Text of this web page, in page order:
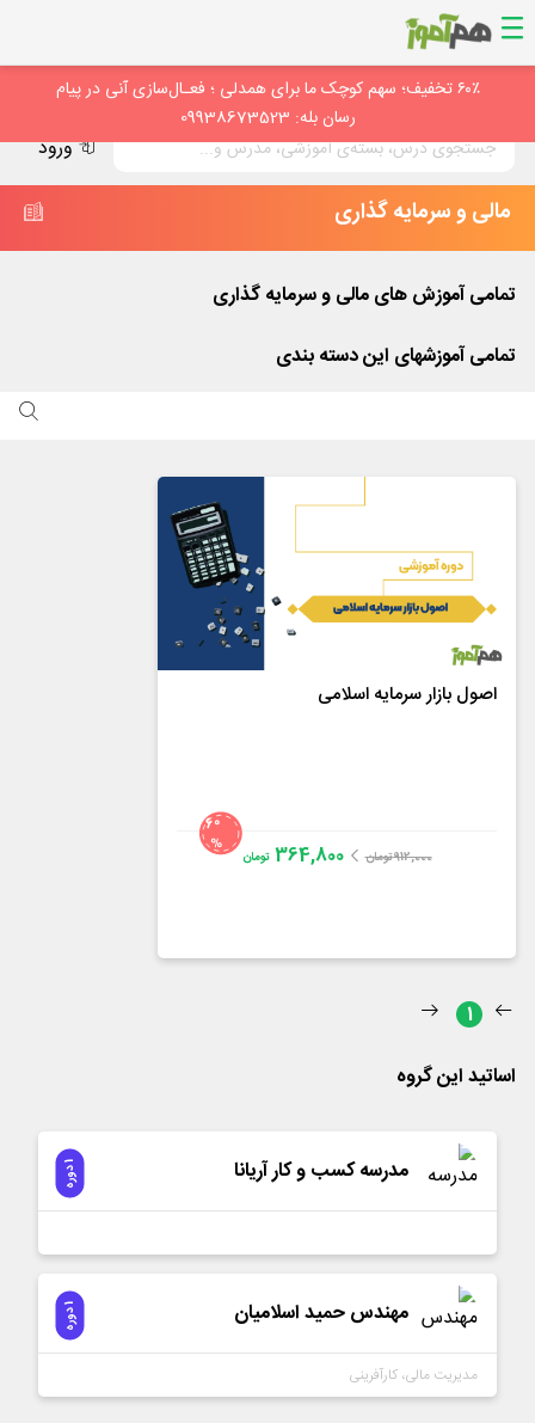
ورود
۶۰٪ تخفیف؛ سهم کوچک ما برای همدلی ؛ فعـال‌سازی آنی در پیام
رسان بله: 09938673523
مالی و سرمایه گذاری
تمامی آموزش هایمالی و سرمایه گذاری
تمامی آموزشهای این دسته بندی
اصول بازار سرمایه اسلامی
60
%
912,000تومان 364,800 تومان
1
اساتید این گروه
1
د
و
ر
ه مدرسه کسب و کار آریانا
1
د
و
ر
ه مهندس حمید اسلامیان
مديريت مالی، کارآفرینی